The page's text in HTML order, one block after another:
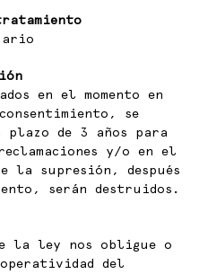
en el momento en
se
plazo de 3 años para
y/o en el
la supresión, después
serán destruidos.
la ley nos obligue o
del